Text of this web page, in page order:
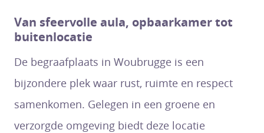
Van sfeervolle aula, opbaarkamer tot
buitenlocatie
De begraafplaats in Woubrugge is een
bijzondere plek waar rust, ruimte en respect
samenkomen. Gelegen in een groene en
verzorgde omgeving biedt deze locatie